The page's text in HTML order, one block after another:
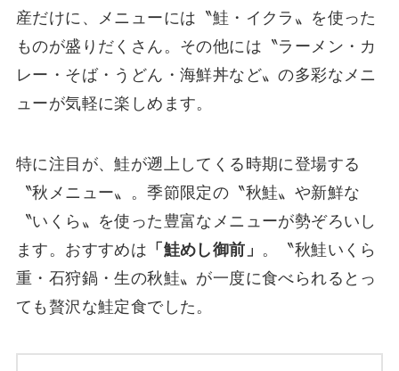
産だけに、メニューには〝鮭・イクラ〟を使った
ものが盛りだくさん。その他には〝ラーメン・カ
レー・そば・うどん・海鮮丼など〟の多彩なメニ
ューが気軽に楽しめます。
特に注目が、鮭が遡上してくる時期に登場する
〝秋メニュー〟。季節限定の〝秋鮭〟や新鮮な
〝いくら〟を使った豊富なメニューが勢ぞろいし
ます。おすすめは 「鮭めし御前」 。〝秋鮭いくら
重・石狩鍋・生の秋鮭〟が一度に食べられるとっ
ても贅沢な鮭定食でした。